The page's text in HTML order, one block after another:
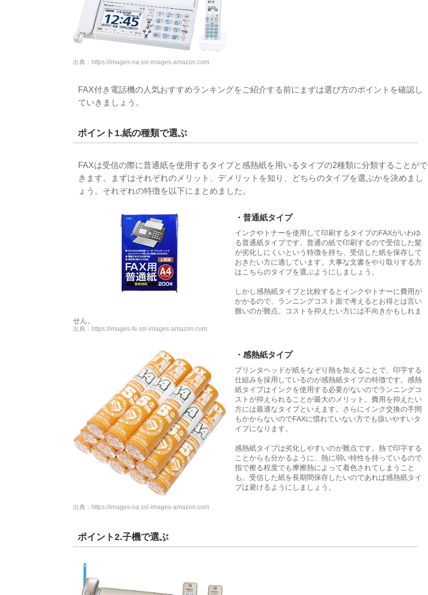
出典： https://images-na.ssl-images-amazon.com
FAX付き電話機の人気おすすめランキングをご紹介する前にまずは選び方のポイントを確認し
ていきましょう。
ポイント1.紙の種類で選ぶ
FAXは受信の際に普通紙を使用するタイプと感熱紙を用いるタイプの2種類に分類することがで
きます。まずはそれぞれのメリット、デメリットを知り、どちらのタイプを選ぶかを決めまし
ょう。それぞれの特徴を以下にまとめました。
・普通紙タイプ
インクやトナーを使用して印刷するタイプのFAXがいわゆ
る普通紙タイプです。普通の紙で印刷するので受信した髪
が劣化しにくいという特徴を持ち、受信した紙を保存して
おきたい方に適しています。大事な文書をやり取りする方
はこちらのタイプを選ぶようにしましょう。
しかし感熱紙タイプと比較するとインクやトナーに費用が
かかるので、ランニングコスト面で考えるとお得とは言い
難いのが難点。コストを抑えたい方には不向きかもしれま
せん。
出典： https://images-fe.ssl-images-amazon.com
・感熱紙タイプ
プリンタヘッドが紙をなぞり熱を加えることで、印字する
仕組みを採用しているのが感熱紙タイプの特徴です。感熱
紙タイプはインクを使用する必要がないのでランニングコ
ストが抑えられることが最大のメリット。費用を抑えたい
方には最適なタイプといえます。さらにインク交換の手間
もかからないのでFAXに慣れていない方でも扱いやすいタ
イプになります。
感熱紙タイプは劣化しやすいのが難点です。熱で印字する
ことからも分かるように、熱に弱い特性を持っているので
指で擦る程度でも摩擦熱によって着色されてしまうこと
も。受信した紙を長期間保存したいのであれば感熱紙タイ
プは避けるようにしましょう。
出典： https://images-na.ssl-images-amazon.com
ポイント2.子機で選ぶ